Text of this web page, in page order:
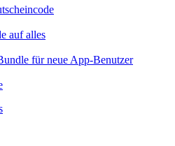
auf alles
für neue App-Benutzer